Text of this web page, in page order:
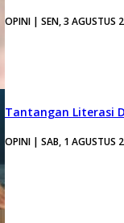
OPINI | SEN, 3 AGUSTUS
Tantangan Literasi
OPINI | SAB, 1 AGUSTUS